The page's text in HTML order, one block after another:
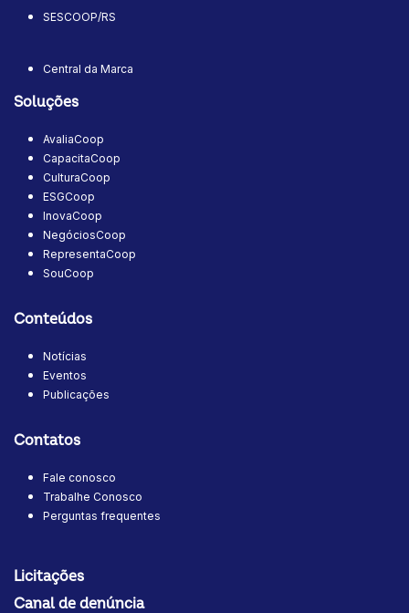
SESCOOP/RS
Central da Marca
Soluções
AvaliaCoop
CapacitaCoop
CulturaCoop
ESGCoop
InovaCoop
NegóciosCoop
RepresentaCoop
SouCoop
Conteúdos
Notícias
Eventos
Publicações
Contatos
Fale conosco
Trabalhe Conosco
Perguntas frequentes
Licitações
Canal de denúncia